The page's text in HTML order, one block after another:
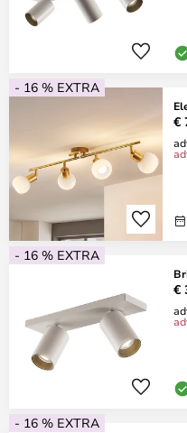
- 16 % EXTRA
€
- 16 % EXTRA
€
- 16 % EXTRA